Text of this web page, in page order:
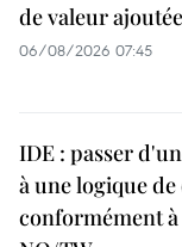
de valeur ajoutée
06/08/2026 07:45
IDE : passer
à une logique
conformément